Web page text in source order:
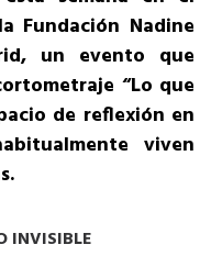
Fundación Nadine
un evento que
“Lo que
de reflexión en
viven
INVISIBLE